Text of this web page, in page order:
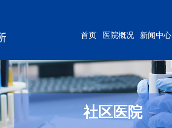
首页 医院概况 新闻中心
社区医院